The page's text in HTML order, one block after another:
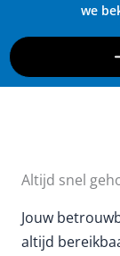
we
Altijd snel
Jouw
altijd